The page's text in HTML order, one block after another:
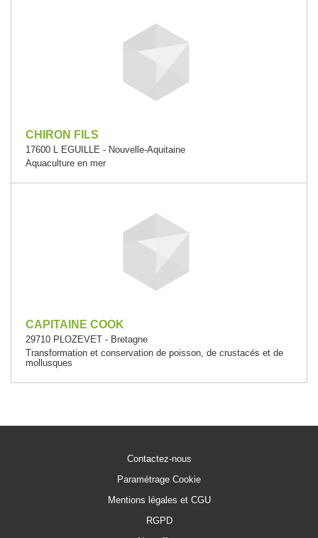
CHIRON FILS
17600 L EGUILLE - Nouvelle-Aquitaine
Aquaculture en mer
CAPITAINE COOK
29710 PLOZEVET - Bretagne
Transformation et conservation de poisson, de crustacés et de
mollusques
Contactez-nous
Paramétrage Cookie
Mentions légales et CGU
RGPD